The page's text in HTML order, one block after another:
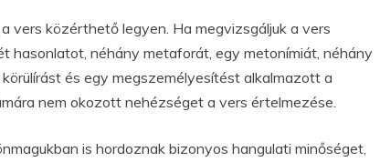
vers közérthető legyen. Ha megvizsgáljuk a vers
hasonlatot, néhány metaforát, egy metonímiát, néhány
és egy megszemélyesítést alkalmazott a
nem okozott nehézséget a vers értelmezése.
is hordoznak bizonyos hangulati minőséget,